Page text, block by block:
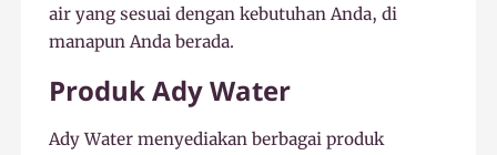
air yang sesuai dengan kebutuhan Anda, di
manapun Anda berada.
Produk Ady Water
Ady Water menyediakan berbagai produk